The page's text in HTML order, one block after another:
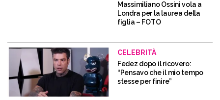
Massimiliano Ossini vola a
Londra per la laurea della
figlia – FOTO
CELEBRITÀ
Fedez dopo il ricovero:
“Pensavo che il mio tempo
stesse per finire”